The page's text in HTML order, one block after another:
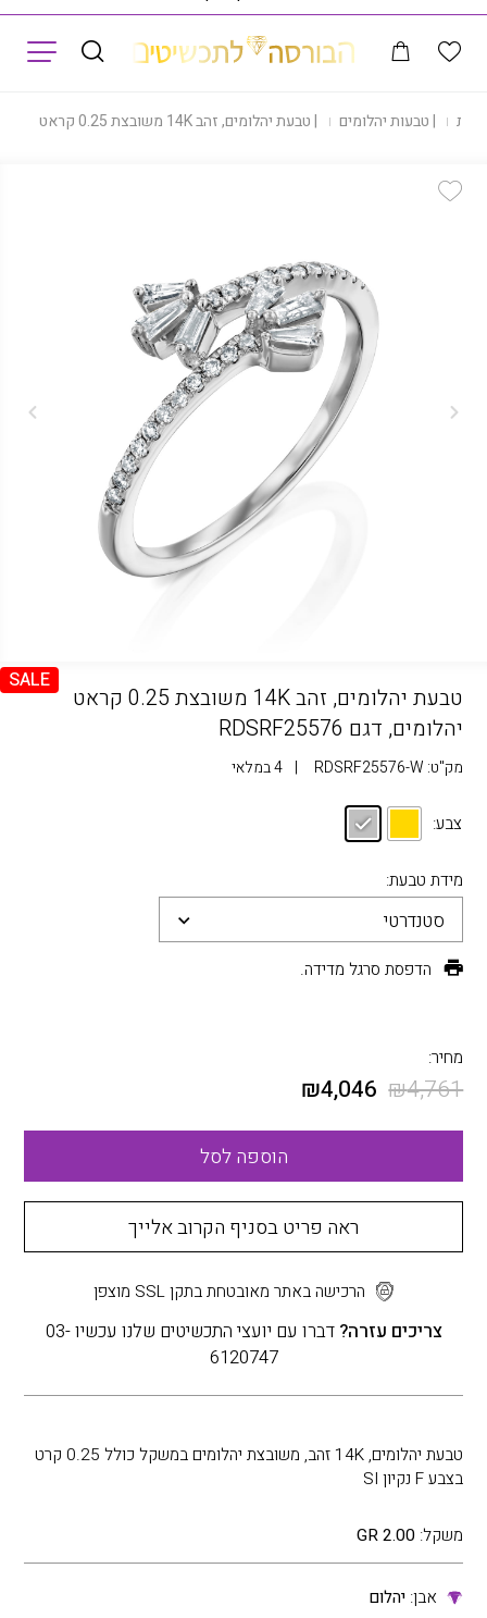
|טבעות יהלומים |טבעת יהלומים, זהב 14K משובצת 0.25 קראט יהלומים, דגם RDSRF25576
SALE
טבעת יהלומים, זהב 14K משובצת 0.25 קראט
יהלומים, דגם RDSRF25576
מק"ט: RDSRF25576-W
| 4 במלאי
צבע:
מידת טבעת:
סטנדרטי
הדפסת סרגל מדידה.
מחיר:
₪4,761
₪4,046
הוספה לסל
ראה פריט בסניף הקרוב אלייך
הרכישה באתר מאובטחת בתקן SSL מוצפן
צריכים עזרה?
דברו עם יועצי התכשיטים שלנו עכשיו 03-
6120747
טבעת יהלומים, 14K זהב, משובצת יהלומים במשקל כולל 0.25 קרט
בצבע F נקיון SI
משקל: 2.00 GR
אבן:יהלום